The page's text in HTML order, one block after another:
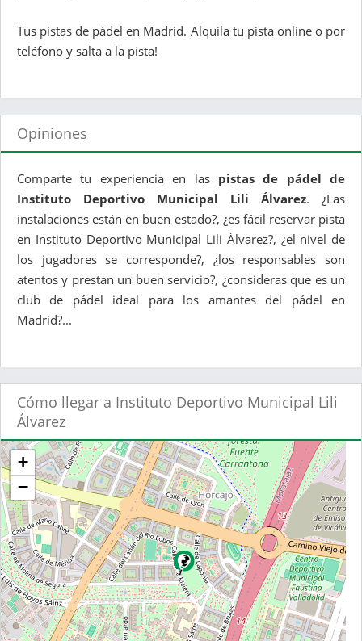
Tus pistas de pádel en Madrid. Alquila tu pista online o por
teléfono y salta a la pista!
Opiniones
Comparte tu experiencia en las pistas de pádel de
Instituto Deportivo Municipal Lili Álvarez. ¿Las
instalaciones están en buen estado?, ¿es fácil reservar pista
en Instituto Deportivo Municipal Lili Álvarez?, ¿el nivel de
los jugadores se corresponde?, ¿los responsables son
atentos y prestan un buen servicio?, ¿consideras que es un
club de pádel ideal para los amantes del pádel en
Madrid?...
Cómo llegar a Instituto Deportivo Municipal Lili
Álvarez
+
−